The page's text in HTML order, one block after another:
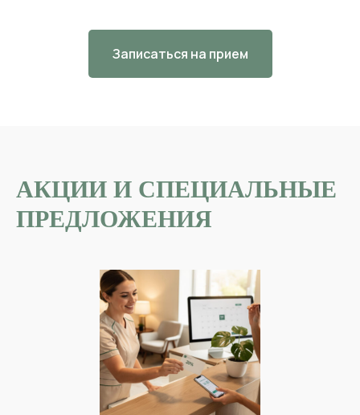
Записаться на прием
АКЦИИ И СПЕЦИАЛЬНЫЕ
ПРЕДЛОЖЕНИЯ